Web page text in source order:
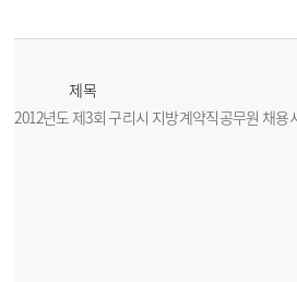
제목
2012년도 제3회 구리시 지방계약직공무원 채용